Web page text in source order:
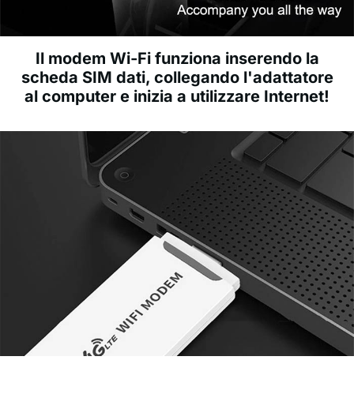
Il modem Wi-Fi funziona inserendo la
scheda SIM dati, collegando l'adattatore
al computer e inizia a utilizzare Internet!